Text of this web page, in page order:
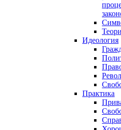
Идеология
Практика